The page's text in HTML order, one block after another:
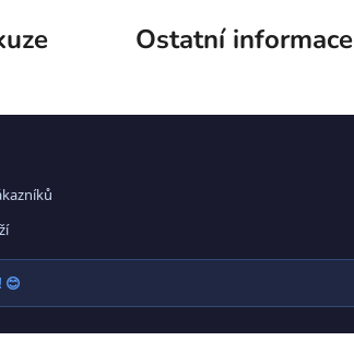
Ostatní informace
😊